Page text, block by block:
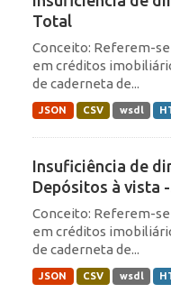
Total
Conceito: Referem-
em créditos
de caderneta de...
JSON CSV wsdl
Insuficiência de
Depósitos à vista
Conceito: Referem-
em créditos
de caderneta de...
JSON CSV wsdl